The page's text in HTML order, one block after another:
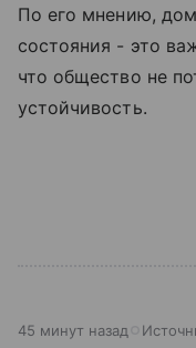
По его мнению,
состояния - это
что общество не
устойчивость.
45 минут назад